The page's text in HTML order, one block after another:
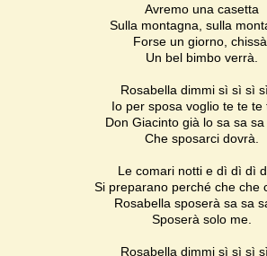
Avremo una casetta
Sulla montagna, sulla
Forse un giorno,
Un bel bimbo verrà.
Rosabella dimmi sì sì sì
Io per sposa voglio te te te
Don Giacinto già lo sa sa sa
Che sposarci dovrà.
Le comari notti e dì dì dì
Si preparano perché che che
Rosabella sposerà sa sa
Sposerà solo me.
Rosabella dimmi sì sì sì